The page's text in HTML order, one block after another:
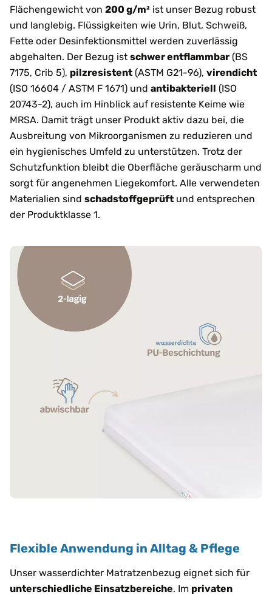
Flächengewicht von 200 g/m² ist unser Bezug robust
und langlebig. Flüssigkeiten wie Urin, Blut, Schweiß,
Fette oder Desinfektionsmittel werden zuverlässig
abgehalten. Der Bezug ist schwer entflammbar (BS
7175, Crib 5), pilzresistent (ASTM G21-96), virendicht
(ISO 16604 / ASTM F 1671) und antibakteriell (ISO
20743-2), auch im Hinblick auf resistente Keime wie
MRSA. Damit trägt unser Produkt aktiv dazu bei, die
Ausbreitung von Mikroorganismen zu reduzieren und
ein hygienisches Umfeld zu unterstützen. Trotz der
Schutzfunktion bleibt die Oberfläche geräuscharm und
sorgt für angenehmen Liegekomfort. Alle verwendeten
Materialien sind schadstoffgeprüft und entsprechen
der Produktklasse 1.
Flexible Anwendung in Alltag & Pflege
Unser wasserdichter Matratzenbezug eignet sich für
unterschiedliche Einsatzbereiche. Im privaten